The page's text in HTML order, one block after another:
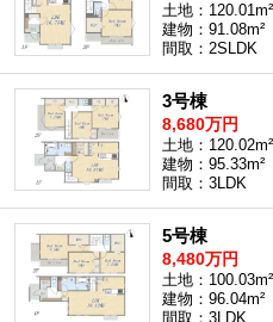
土地：120.01m²
建物：91.08m²
間取：2SLDK
3号棟
8,680万円
土地：120.02m²
建物：95.33m²
間取：3LDK
5号棟
8,480万円
土地：100.03m²
建物：96.04m²
間取：3LDK